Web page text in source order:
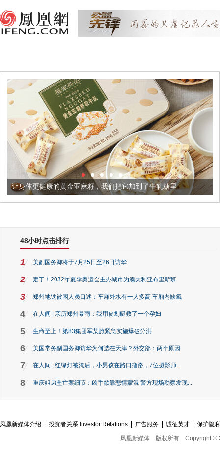
让身体更健康的黄金亚麻籽，我们把它加到了牛轧糖里
48小时点击排行
1 美副国务卿将于7月25日至26日访华
2 定了！2032年夏季奥运会主办城市为澳大利亚布里斯班
3 郑州地铁被困人员口述：车厢外水有一人多高 车厢内缺氧
4 在人间 | 亲历郑州暴雨：我用皮划艇救了一个孕妇
5 生命至上！第83集团军某旅紧急实施爆破分洪
6 美国常务副国务卿访华为何选在天津？外交部：两个原因
7 在人间 | 红绿灯被淹后，小男孩在路口指路，7位摄影师...
8 重庆姐弟坠亡案细节：凶手欲靠悲情蒙混 警方现场勘察发现...
凤凰新媒体介绍 投资者关系 Investor Relations 广告服务 诚征英才
保护隐
凤凰新媒体
版权所有 Copyright ©